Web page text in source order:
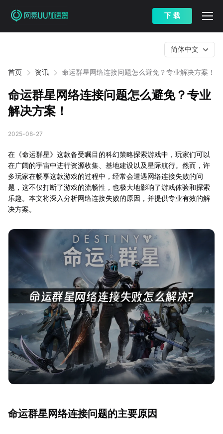
下 载
首页 资讯 命运群星网络连接问题怎么避免？专业解决方案！
简体中文
命运群星网络连接问题怎么避免？专业
解决方案！
2025-08-27
在《命运群星》这款备受瞩目的科幻策略探索游戏中，玩家们可以
在广阔的宇宙中进行资源收集、基地建设以及星际航行。然而，许
多玩家在畅享这款游戏的过程中，经常会遭遇网络连接失败的问
题，这不仅打断了游戏的流畅性，也极大地影响了游戏体验和探索
乐趣。本文将深入分析网络连接失败的原因，并提供专业有效的解
决方案。
命运群星网络连接问题的主要原因